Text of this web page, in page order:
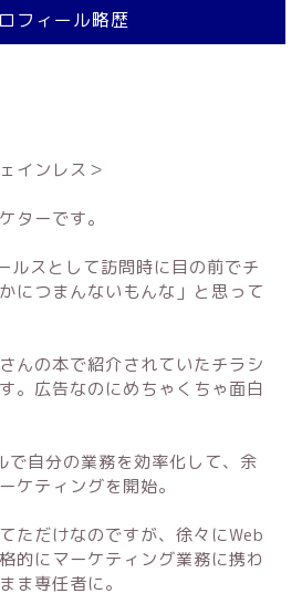
フィール略歴
インレス＞
ターです。
ルスとして訪問時に目の前でチ
につまんないもんな」と思って
んの本で紹介されていたチラシ
。広告なのにめちゃくちゃ面白
で自分の業務を効率化して、余
ケティングを開始。
ただけなのですが、徐々にWeb
的にマーケティング業務に携わ
ま専任者に。